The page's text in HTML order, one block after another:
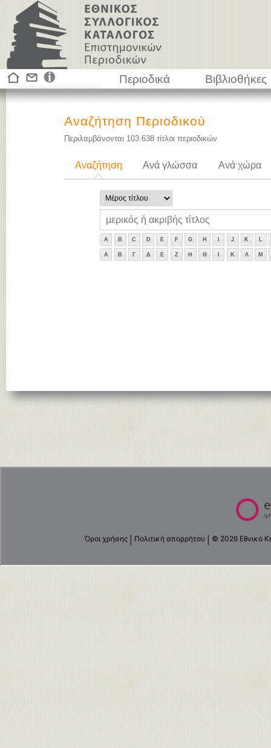
Περιοδικά Βιβλιοθήκες
Αναζήτηση Περιοδικού
Περιλαμβάνονται 103.638 τίτλοι περιοδικών
Αναζήτηση Ανά γλώσσα Ανά χώρα
A B C D E F G H J K L
Α Β Γ Δ Ε Ζ Η Θ Κ Λ Μ